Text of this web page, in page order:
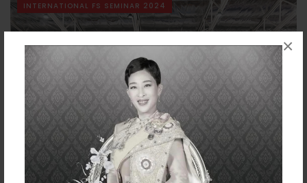
×
INTERNATIONAL FS SEMINAR 2024
International Figure Skating Seminar for
Coaches and Skaters Bangkok 2024
MAY 8–11, 2024